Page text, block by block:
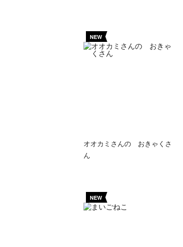
NEW
オオカミさんの おきゃくさ
ん
NEW